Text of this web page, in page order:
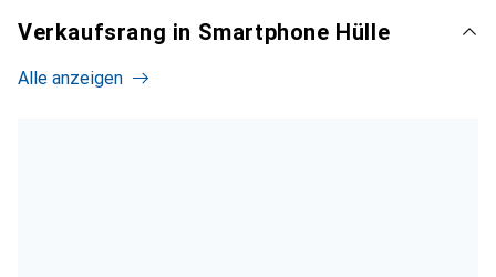
Verkaufsrang in Smartphone Hülle
Alle anzeigen